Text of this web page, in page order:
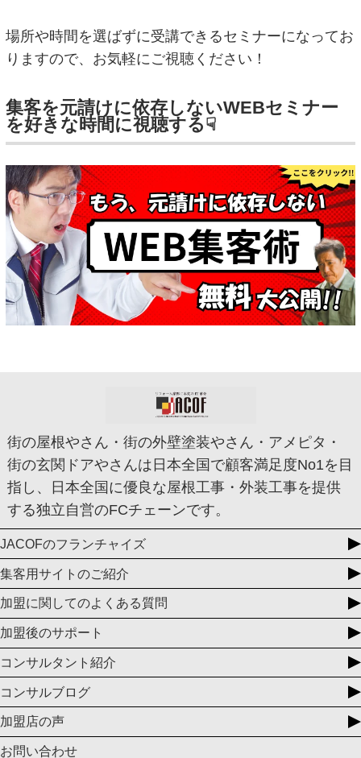
場所や時間を選ばずに受講できるセミナーになってお
りますので、お気軽にご視聴ください！
集客を元請けに依存しないWEBセミナー
を好きな時間に視聴する☟
街の屋根やさん・街の外壁塗装やさん・アメピタ・
街の玄関ドアやさんは日本全国で顧客満足度No1を目
指し、日本全国に優良な屋根工事・外装工事を提供
する独立自営のFCチェーンです。
JACOFのフランチャイズ
集客用サイトのご紹介
加盟に関してのよくある質問
加盟後のサポート
コンサルタント紹介
コンサルブログ
加盟店の声
お問い合わせ